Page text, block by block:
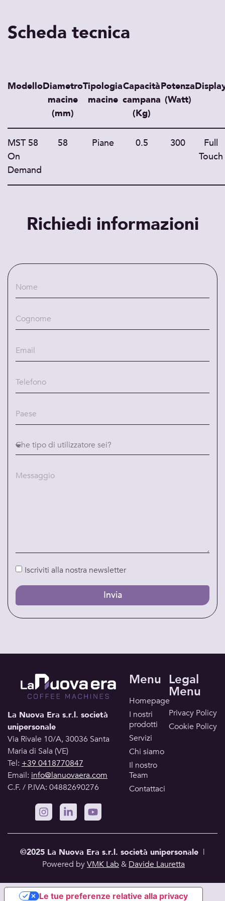
Scheda tecnica
ModelloDiametro
macine
(mm)
Tipologia
macine
Capacità
campana
(Kg)
Potenza
(Watt)
MST 58
On
Demand
58 Piane 0.5 300
Full
Touch
Richiedi informazioni
Iscriviti alla nostra newsletter
Invia
La Nuova Era s.r.l. società
unipersonale
Via Rivale 10/A, 30036 Santa
Maria di Sala (VE)
Tel: +39 0418770847
Email: info@lanuovaera.com
C.F. / P.IVA: 04882690276
Menu
Homepage
I nostri
prodotti
Servizi
Chi siamo
Il nostro
Team
Contattaci
Legal
Menu
Privacy Policy
Cookie Policy
©2025 La Nuova Era s.r.l. società unipersonale |
Powered byVMK Lab&Davide Lauretta
Le tue preferenze relative alla privacy